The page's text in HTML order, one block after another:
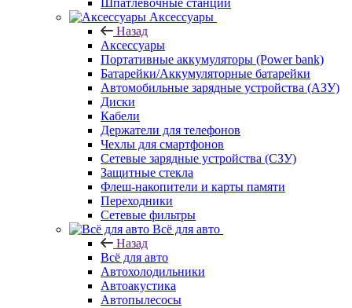
Шпатлевочные станции
Аксессуары
Назад
Аксессуары
Портативные аккумуляторы (Power bank)
Батарейки/Аккумуляторные батарейки
Автомобильные зарядные устройства (АЗУ)
Диски
Кабели
Держатели для телефонов
Чехлы для смартфонов
Сетевые зарядные устройства (СЗУ)
Защитные стекла
Флеш-накопители и карты памяти
Переходники
Сетевые фильтры
Всё для авто
Назад
Всё для авто
Автохолодильники
Автоакустика
Автопылесосы